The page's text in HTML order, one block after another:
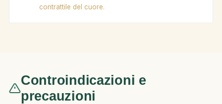
contrattile del cuore.
Controindicazioni e
precauzioni